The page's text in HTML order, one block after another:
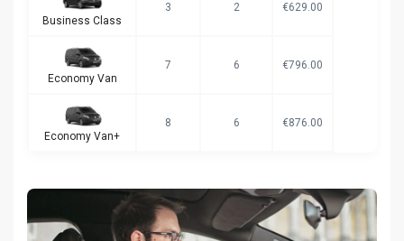
Business Class
3 2 €629.00
Economy Van
7 6 €796.00
Economy Van+
8 6 €876.00